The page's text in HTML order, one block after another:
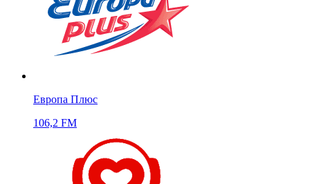
Европа Плюс
106,2 FM